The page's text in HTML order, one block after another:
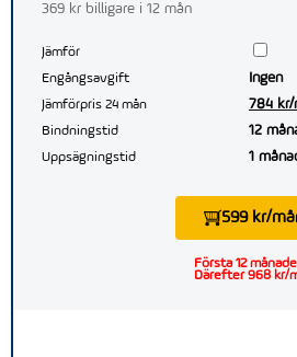
369 kr billigare i 12 mån
Jämför
Engångsavgift
Ingen
Jämförpris 24 mån 784 kr/
Bindningstid 12
Uppsägningstid 1
599 kr/
Första 12
Därefter 968 kr/